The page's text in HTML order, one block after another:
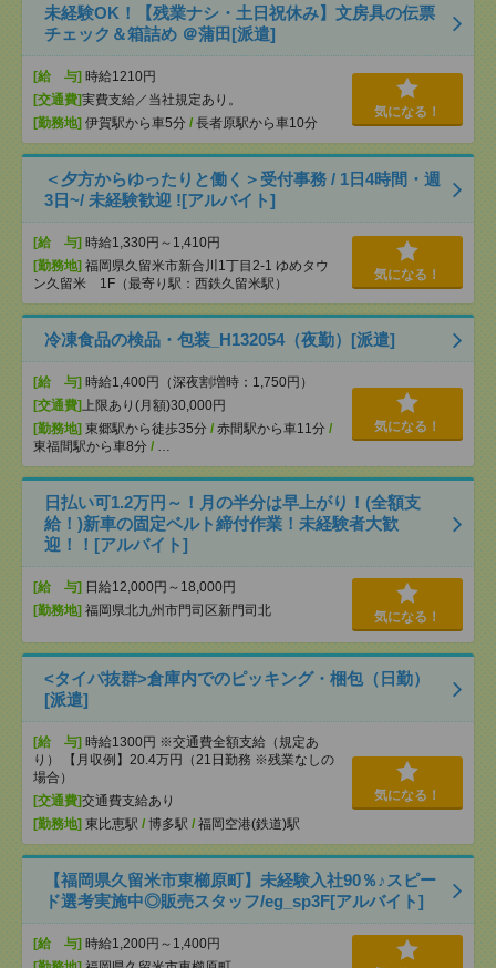
未経験OK！【残業ナシ・土日祝休み】文房具の伝票
チェック＆箱詰め ＠蒲田[派遣]
[給 与] 時給1210円
[交通費]実費支給／当社規定あり。
[勤務地] 伊賀駅から車5分 / 長者原駅から車10分
気になる！
＜夕方からゆったりと働く＞受付事務 / 1日4時間・週
3日~/ 未経験歓迎 ![アルバイト]
[給 与] 時給1,330円～1,410円
[勤務地] 福岡県久留米市新合川1丁目2-1 ゆめタウ
ン久留米 1F（最寄り駅：西鉄久留米駅）
気になる！
冷凍食品の検品・包装_H132054（夜勤）[派遣]
[給 与] 時給1,400円（深夜割増時：1,750円）
[交通費] 上限あり(月額)30,000円
[勤務地] 東郷駅から徒歩35分 / 赤間駅から車11分 /
東福間駅から車8分 / …
気になる！
日払い可1.2万円～！月の半分は早上がり！(全額支
給！)新車の固定ベルト締付作業！未経験者大歓
迎！！[アルバイト]
[給 与] 日給12,000円～18,000円
[勤務地] 福岡県北九州市門司区新門司北 気になる！
<タイパ抜群>倉庫内でのピッキング・梱包（日勤）
[派遣]
[給 与] 時給1300円 ※交通費全額支給（規定あ
り） 【月収例】20.4万円（21日勤務 ※残業なしの
場合）
[交通費]交通費支給あり
[勤務地] 東比恵駅 / 博多駅 / 福岡空港(鉄道)駅
気になる！
【福岡県久留米市東櫛原町】未経験入社90％♪スピー
ド選考実施中◎販売スタッフ/eg_sp3F[アルバイト]
[給 与] 時給1,200円～1,400円